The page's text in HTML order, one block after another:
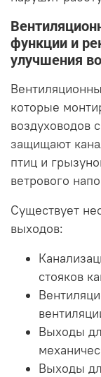
функции и
улучшения
которые
воздуховодов
защищают
птиц и
ветрового
Существует
выходов:
стояков
Выходы
Выходы